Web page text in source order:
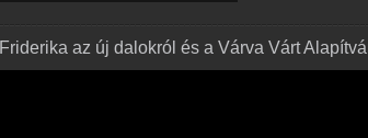
Friderika az új dalokról és a Várva Várt